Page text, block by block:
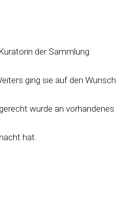
der Sammlung
ging sie auf den Wunsch
wurde an vorhandenes
hat.